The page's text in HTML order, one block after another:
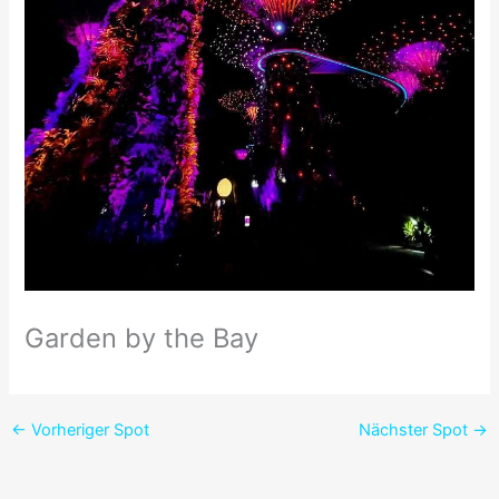
Garden by the Bay
← Vorheriger Spot Nächster Spot →